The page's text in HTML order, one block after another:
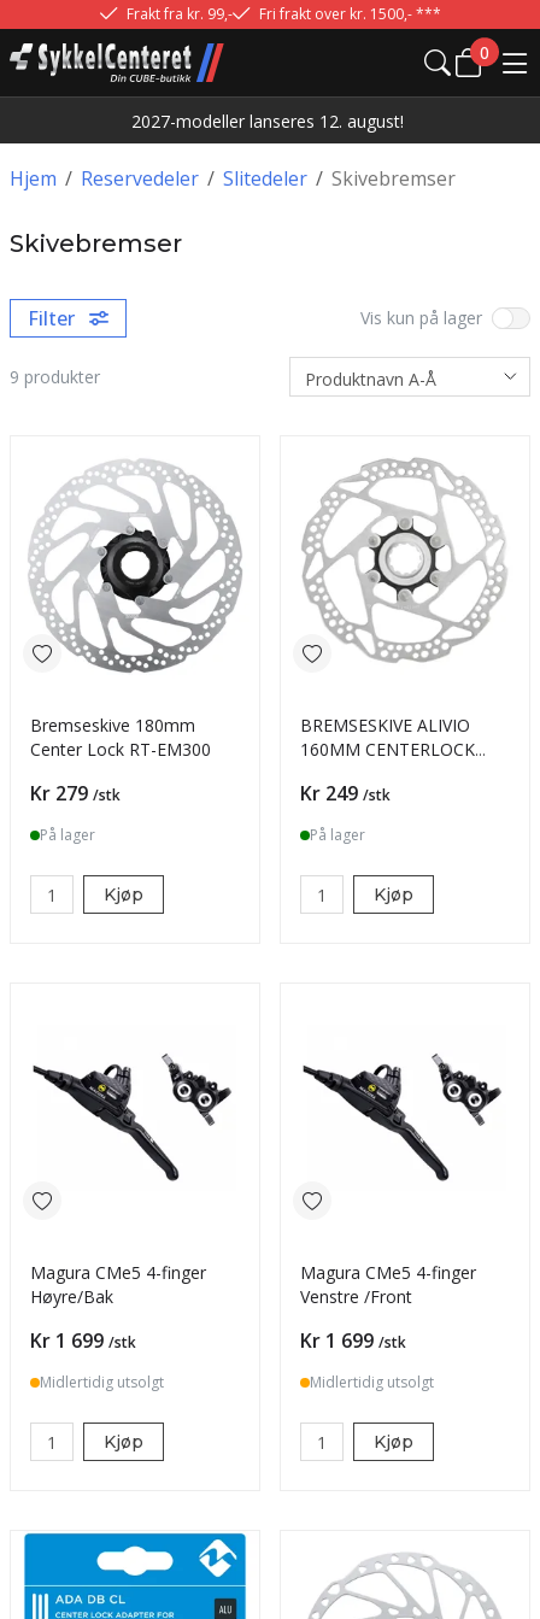
Frakt fra kr. 99,- Fri frakt over kr. 1500,- ***
0
2027-modeller lanseres 12. august!
/
Hjem /
Reservedeler /
Slitedeler Skivebremser
Skivebremser
Filter Vis kun på lager
9 produkter
Bremseskive 180mm
Center Lock RT-EM300
Pris
Kr 279 /stk
På lager
Kjøp
BREMSESKIVE ALIVIO
160MM CENTERLOCK
Pris
Kr 249 /stk
På lager
Kjøp
Magura CMe5 4-finger
Høyre/Bak
Pris
Kr 1 699 /stk
Midlertidig utsolgt
Kjøp
Magura CMe5 4-finger
Venstre /Front
Pris
Kr 1 699 /stk
Midlertidig utsolgt
Kjøp